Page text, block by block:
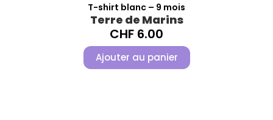
T-shirt blanc – 9 mois
Terre de Marins
CHF 6.00
Ajouter au panier